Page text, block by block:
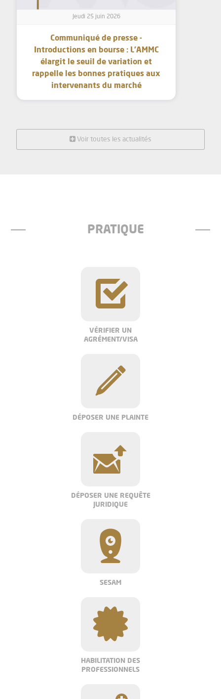
Jeudi 25 juin 2026
Communiqué de presse -
Introductions en bourse : L’AMMC
élargit le seuil de variation et
rappelle les bonnes pratiques aux
intervenants du marché
Voir toutes les actualités
PRATIQUE
VÉRIFIER UN
AGRÉMENT/VISA
DÉPOSER UNE PLAINTE
DÉPOSER UNE REQUÊTE
JURIDIQUE
SESAM
HABILITATION DES
PROFESSIONNELS